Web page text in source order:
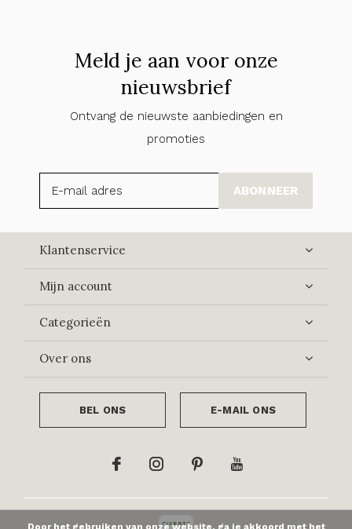
Meld je aan voor onze
nieuwsbrief
Ontvang de nieuwste aanbiedingen en
promoties
ABONNEER
Klantenservice
Mijn account
Categorieën
Over ons
BEL ONS E-MAIL ONS
Door het gebruiken van onze website, ga je akkoord met het